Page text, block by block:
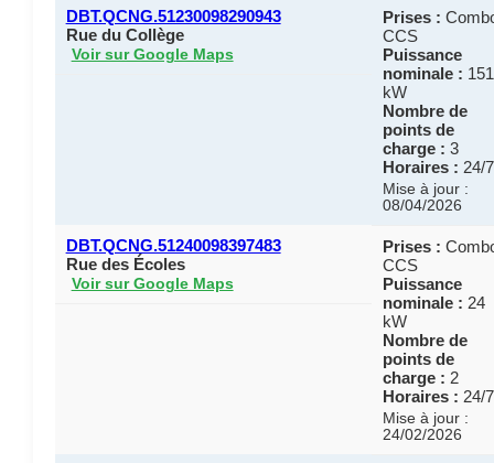
DBT.QCNG.51230098290943
Rue du Collège
Voir sur Google Maps
Prises :
CCS
Puissance
nominale : 151
kW
Nombre de
points de
charge : 3
Horaires : 24/7
Mise à jour :
08/04/2026
DBT.QCNG.51240098397483
Rue des Écoles
Voir sur Google Maps
Prises :
CCS
Puissance
nominale : 24
kW
Nombre de
points de
charge : 2
Horaires : 24/7
Mise à jour :
24/02/2026